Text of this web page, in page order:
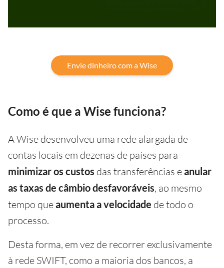
Envie dinheiro com a Wise
Como é que a Wise funciona?
A Wise desenvolveu uma rede alargada de
contas locais em dezenas de países para
minimizar os custos das transferências eanular
as taxas de câmbio desfavoráveis, ao mesmo
tempo queaumenta a velocidade de todo o
processo.
Desta forma, em vez de recorrer exclusivamente
à rede SWIFT, como a maioria dos bancos, a